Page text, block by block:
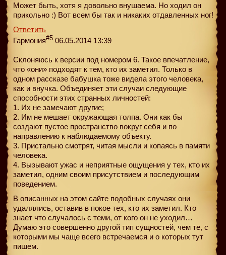
Может быть, хотя я довольно внушаема. Но ходил он
прикольно :) Вот всем бы так и никаких отдавленных ног!
Ответить
Гармония#5 06.05.2014 13:39
Склоняюсь к версии под номером 6. Такое впечатление,
что «они» подходят к тем, кто их заметил. Только в
одном рассказе бабушка тоже видела этого человека,
как и внучка. Объединяет эти случаи следующие
способности этих странных личностей:
1. Их не замечают другие;
2. Им не мешает окружающая толпа. Они как бы
создают пустое пространство вокруг себя и по
направлению к наблюдаемому объекту.
3. Пристально смотрят, читая мысли и копаясь в памяти
человека.
4. Вызывают ужас и неприятные ощущения у тех, кто их
заметил, одним своим присутствием и последующим
поведением.
В описанных на этом сайте подобных случаях они
удалялись, оставив в покое тех, кто их заметил. Кто
знает что случалось с теми, от кого он не уходил…
Думаю это совершенно другой тип сущностей, чем те, с
которыми мы чаще всего встречаемся и о которых тут
пишем.